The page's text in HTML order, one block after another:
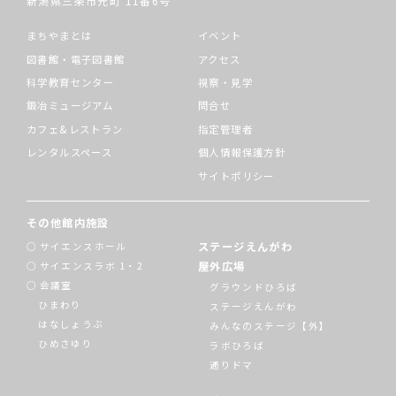
まちやまとは
図書館・電子図書館
科学教育センター
鍛冶ミュージアム
カフェ&レストラン
レンタルスペース
イベント
アクセス
視察・見学
問合せ
指定管理者
個人情報保護方針
サイトポリシー
その他館内施設
サイエンスホール
サイエンスラボ 1・2
会議室
ひまわり
はなしょうぶ
ひめさゆり
ステージえんがわ
屋外広場
グラウンドひろば
ステージえんがわ
みんなのステージ【外】
ラボひろば
通りドマ